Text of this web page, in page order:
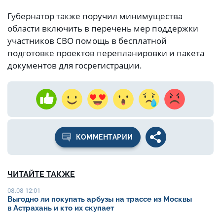
Губернатор также поручил минимущества
области включить в перечень мер поддержки
участников СВО помощь в бесплатной
подготовке проектов перепланировки и пакета
документов для госрегистрации.
КОММЕНТАРИИ
ЧИТАЙТЕ ТАКЖЕ
08.08 12:01
Выгодно ли покупать арбузы на трассе из Москвы
в Астрахань и кто их скупает